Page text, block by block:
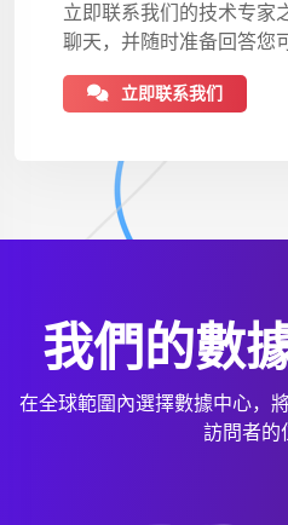
立即联系我们的技术专家
聊天，并随时准备回答您
立即联系我们
我們的數
在全球範圍內選擇數據中心，
訪問者的